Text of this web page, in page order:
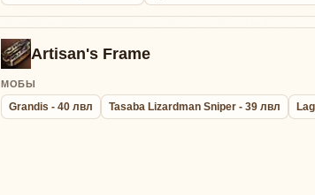
Artisan's Frame
МОБЫ
Grandis - 40 лвл Tasaba Lizardman Sniper - 39 лвл